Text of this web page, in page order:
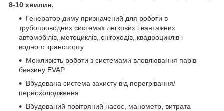
8-10 хвилин.
Генератор диму призначений для роботи в
трубопроводних системах легкових і вантажних
автомобілів, мотоциклів, снігоходів, квадроциклів і
водного транспорту
Можливість роботи з системами вловлювання парів
бензину EVAP
Вбудована система захисту від перегрівання/
переохолодження
Вбудований повітряний насос, манометр, витрата